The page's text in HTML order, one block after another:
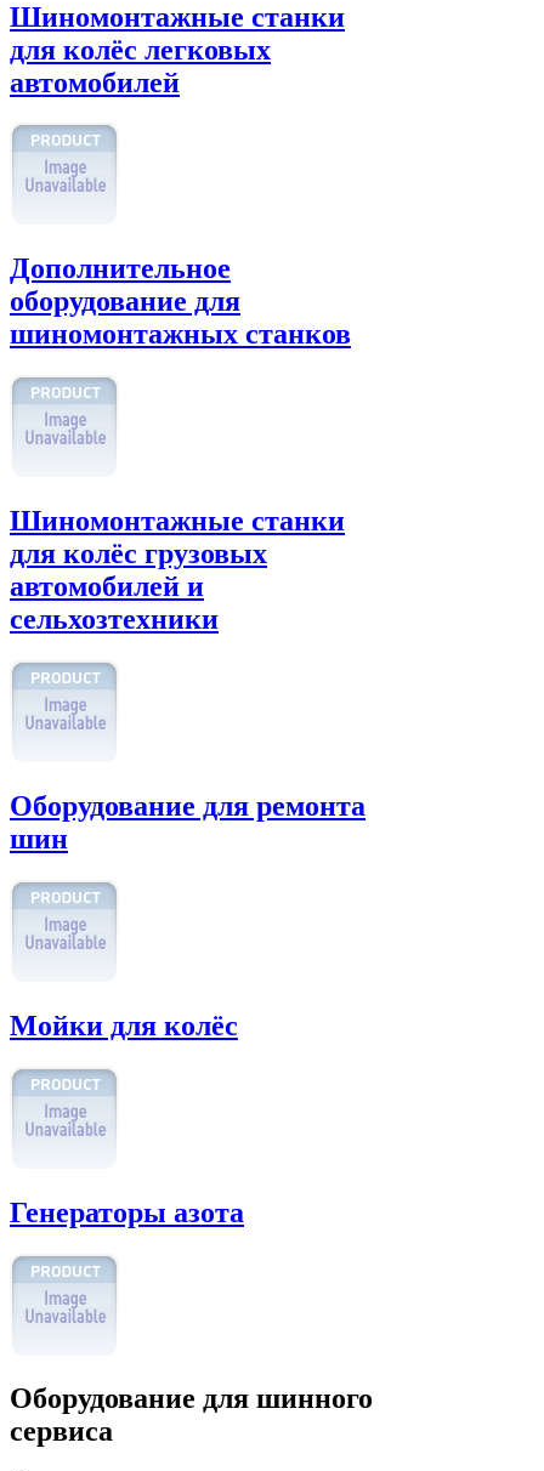
Шиномонтажные станки
для колёс легковых
автомобилей
Дополнительное
оборудование для
шиномонтажных станков
Шиномонтажные станки
для колёс грузовых
автомобилей и
сельхозтехники
Оборудование для ремонта
шин
Мойки для колёс
Генераторы азота
Оборудование для шинного
сервиса